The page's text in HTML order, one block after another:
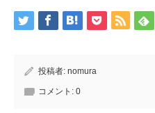
投稿者: nomura
コメント: 0